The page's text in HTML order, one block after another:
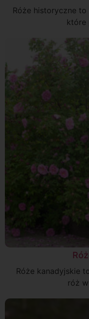
Róże historyczne
które
Róże kanadyjskie
róż